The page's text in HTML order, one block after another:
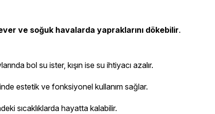
ve soğuk havalarda yapraklarını dökebilir.
bol su ister, kışın ise su ihtiyacı azalır.
estetik ve fonksiyonel kullanım sağlar.
sıcaklıklarda hayatta kalabilir.